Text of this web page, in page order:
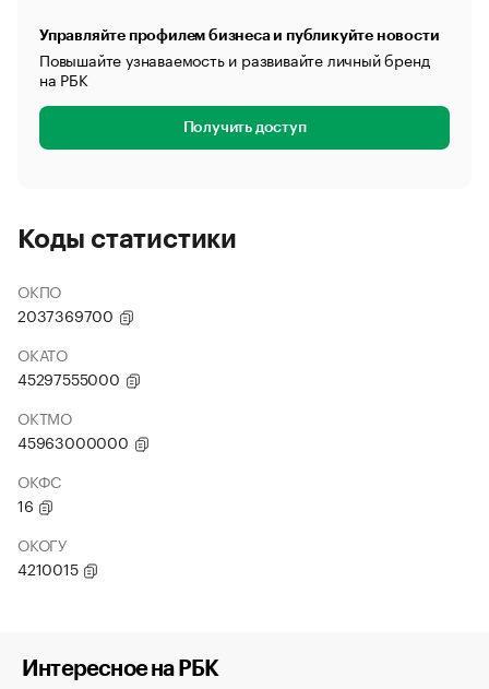
Управляйте профилем бизнеса и публикуйте новости
Повышайте узнаваемость и развивайте личный бренд
на РБК
Получить доступ
Коды статистики
ОКПО
2037369700
ОКАТО
45297555000
ОКТМО
45963000000
ОКФС
16
ОКОГУ
4210015
Интересное на РБК